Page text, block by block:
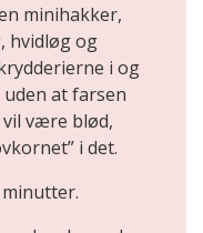
minihakker,
hvidløg og
i og
at farsen
være blød,
i det.